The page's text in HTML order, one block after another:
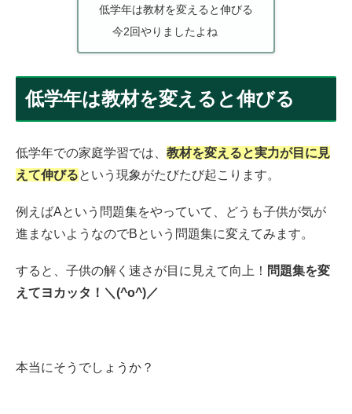
低学年は教材を変えると伸びる
今2回やりましたよね
低学年は教材を変えると伸びる
低学年での家庭学習では、 教材を変えると実力が目に見
えて伸びるという現象がたびたび起こります。
例えばAという問題集をやっていて、どうも子供が気が
進まないようなのでBという問題集に変えてみます。
すると、子供の解く速さが目に見えて向上！ 問題集を変
えてヨカッタ！＼(^o^)／
本当にそうでしょうか？